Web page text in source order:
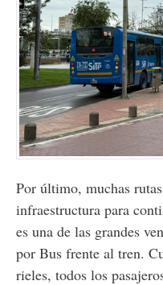
Por último, muchas
infraestructura para
es una de las grandes
por Bus frente al tren.
rieles, todos los